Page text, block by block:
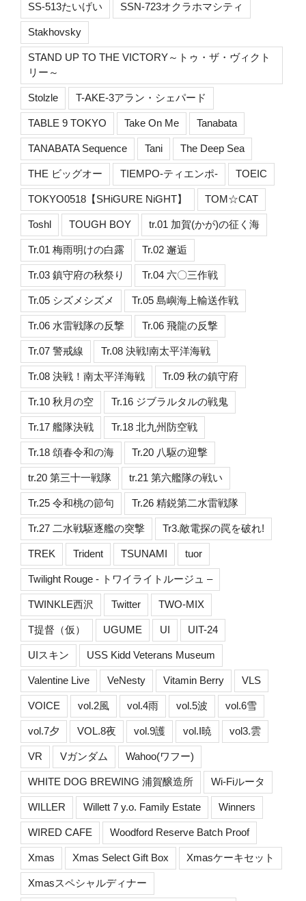
SS-513たいげい SSN-723オクラホマシティ
Stakhovsky
STAND UP TO THE VICTORY～トゥ・ザ・ヴィクト
リー～
Stolzle T-AKE-3アラン・シェパード
TABLE 9 TOKYO Take On Me Tanabata
TANABATA Sequence Tani The Deep Sea
THE ビッグオー TIEMPO-ティエンポ- TOEIC
TOKYO0518【SHiGURE NiGHT】 TOM☆CAT
Toshl TOUGH BOY tr.01 加賀(かが)の征く海
Tr.01 梅雨明けの白露 Tr.02 邂逅
Tr.03 鎮守府の秋祭り Tr.04 六〇三作戦
Tr.05 シズメシズメ Tr.05 島嶼海上輸送作戦
Tr.06 水雷戦隊の反撃 Tr.06 飛龍の反撃
Tr.07 警戒線 Tr.08 決戦!南太平洋海戦
Tr.08 決戦！南太平洋海戦 Tr.09 秋の鎮守府
Tr.10 秋月の空 Tr.16 ジブラルタルの戦鬼
Tr.17 艦隊決戦 Tr.18 北九州防空戦
Tr.18 頌春令和の海 Tr.20 八駆の迎撃
tr.20 第三十一戦隊 tr.21 第六艦隊の戦い
Tr.25 令和桃の節句 Tr.26 精鋭第二水雷戦隊
Tr.27 二水戦駆逐艦の突撃 Tr3.敵電探の罠を破れ!
TREK Trident TSUNAMI tuor
Twilight Rouge - トワイライトルージュ –
TWINKLE西沢 Twitter TWO-MIX
T提督（仮） UGUME UI UIT-24
UIスキン USS Kidd Veterans Museum
Valentine Live VeNesty Vitamin Berry VLS
VOICE vol.2風 vol.4雨 vol.5波 vol.6雪
vol.7夕 VOL.8夜 vol.9護 vol.I暁 vol3.雲
VR Vガンダム Wahoo(ワフー)
WHITE DOG BREWING 浦賀醸造所 Wi-Fiルータ
WILLER Willett 7 y.o. Family Estate Winners
WIRED CAFE Woodford Reserve Batch Proof
Xmas Xmas Select Gift Box Xmasケーキセット
Xmasスペシャルディナー